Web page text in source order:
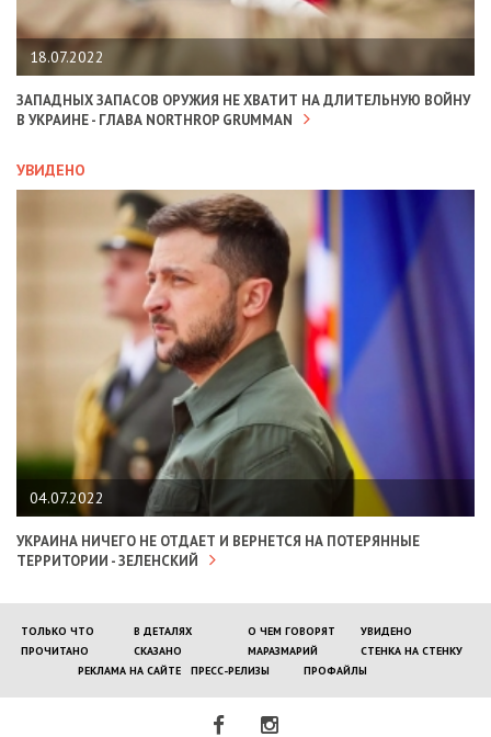
18.07.2022
ЗАПАДНЫХ ЗАПАСОВ ОРУЖИЯ НЕ ХВАТИТ НА ДЛИТЕЛЬНУЮ ВОЙНУ
В УКРАИНЕ - ГЛАВА NORTHROP GRUMMAN
УВИДЕНО
04.07.2022
УКРАИНА НИЧЕГО НЕ ОТДАЕТ И ВЕРНЕТСЯ НА ПОТЕРЯННЫЕ
ТЕРРИТОРИИ - ЗЕЛЕНСКИЙ
ТОЛЬКО ЧТО В ДЕТАЛЯХ О ЧЕМ ГОВОРЯТ
УВИДЕНО
ПРОЧИТАНО
СКАЗАНО МАРАЗМАРИЙ
СТЕНКА НА СТЕНКУ
РЕКЛАМА НА САЙТЕ
ПРЕСС-РЕЛИЗЫ ПРОФАЙЛЫ